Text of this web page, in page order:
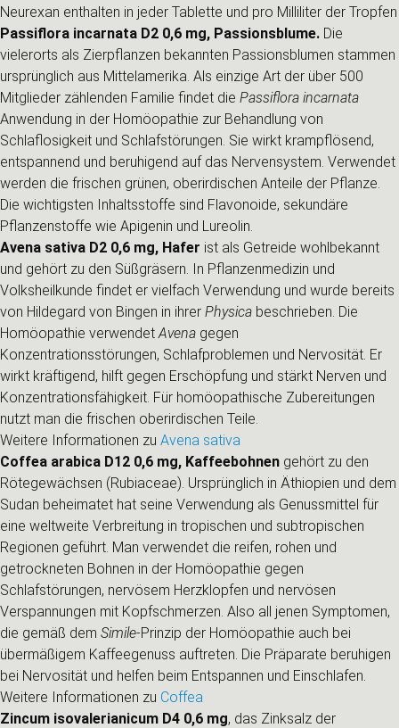
Neurexan enthalten in jeder Tablette und pro Milliliter der Tropfen
Passiflora incarnata D2 0,6 mg, Passionsblume. Die
vielerorts als Zierpflanzen bekannten Passionsblumen stammen
ursprünglich aus Mittelamerika. Als einzige Art der über 500
Mitglieder zählenden Familie findet die Passiflora incarnata
Anwendung in der Homöopathie zur Behandlung von
Schlaflosigkeit und Schlafstörungen. Sie wirkt krampflösend,
entspannend und beruhigend auf das Nervensystem. Verwendet
werden die frischen grünen, oberirdischen Anteile der Pflanze.
Die wichtigsten Inhaltsstoffe sind Flavonoide, sekundäre
Pflanzenstoffe wie Apigenin und Lureolin.
Avena sativa D2 0,6 mg, Hafer ist als Getreide wohlbekannt
und gehört zu den Süßgräsern. In Pflanzenmedizin und
Volksheilkunde findet er vielfach Verwendung und wurde bereits
von Hildegard von Bingen in ihrer Physica beschrieben. Die
Homöopathie verwendetAvena gegen
Konzentrationsstörungen, Schlafproblemen und Nervosität. Er
wirkt kräftigend, hilft gegen Erschöpfung und stärkt Nerven und
Konzentrationsfähigkeit. Für homöopathische Zubereitungen
nutzt man die frischen oberirdischen Teile.
Weitere Informationen zu Avena sativa
Coffea arabica D12 0,6 mg, Kaffeebohnen gehört zu den
Rötegewächsen (Rubiaceae). Ursprünglich in Äthiopien und dem
Sudan beheimatet hat seine Verwendung als Genussmittel für
eine weltweite Verbreitung in tropischen und subtropischen
Regionen geführt. Man verwendet die reifen, rohen und
getrockneten Bohnen in der Homöopathie gegen
Schlafstörungen, nervösem Herzklopfen und nervösen
Verspannungen mit Kopfschmerzen. Also all jenen Symptomen,
die gemäß dem Simile-Prinzip der Homöopathie auch bei
übermäßigem Kaffeegenuss auftreten. Die Präparate beruhigen
bei Nervosität und helfen beim Entspannen und Einschlafen.
Weitere Informationen zu Coffea
Zincum isovalerianicum D4 0,6 mg, das Zinksalz der